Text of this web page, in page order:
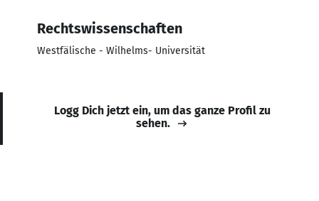
Rechtswissenschaften
Westfälische - Wilhelms- Universität
Logg Dich jetzt ein, um das ganze Profil zu
sehen.